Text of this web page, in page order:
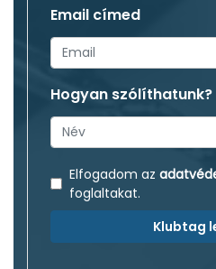
Email címed
Hogyan szólíthatunk?
Elfogadom az
foglaltakat.
Klubtag